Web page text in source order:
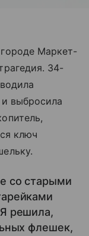
Маркет-
34-
выбросила
ключ
со старыми
решила,
флешек,